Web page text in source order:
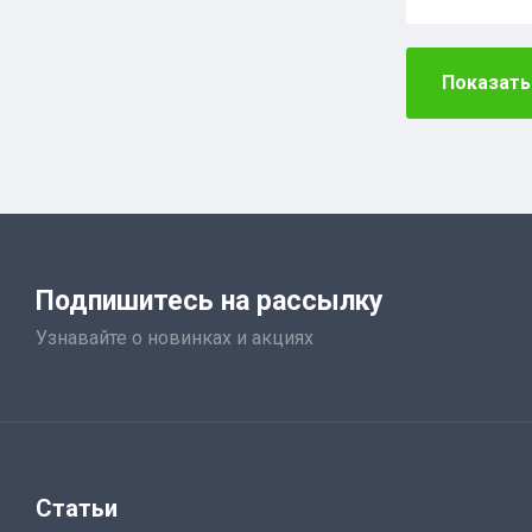
Подпишитесь на рассылку
Узнавайте о новинках и акциях
Статьи